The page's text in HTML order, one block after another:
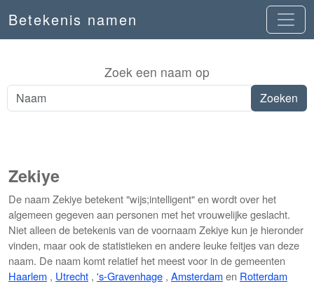
Betekenis namen
Zoek een naam op
Zekiye
De naam Zekiye betekent "wijs;intelligent" en wordt over het
algemeen gegeven aan personen met het vrouwelijke geslacht.
Niet alleen de betekenis van de voornaam Zekiye kun je hieronder
vinden, maar ook de statistieken en andere leuke feitjes van deze
naam. De naam komt relatief het meest voor in de gemeenten
Haarlem , Utrecht , 's-Gravenhage , Amsterdamen Rotterdam